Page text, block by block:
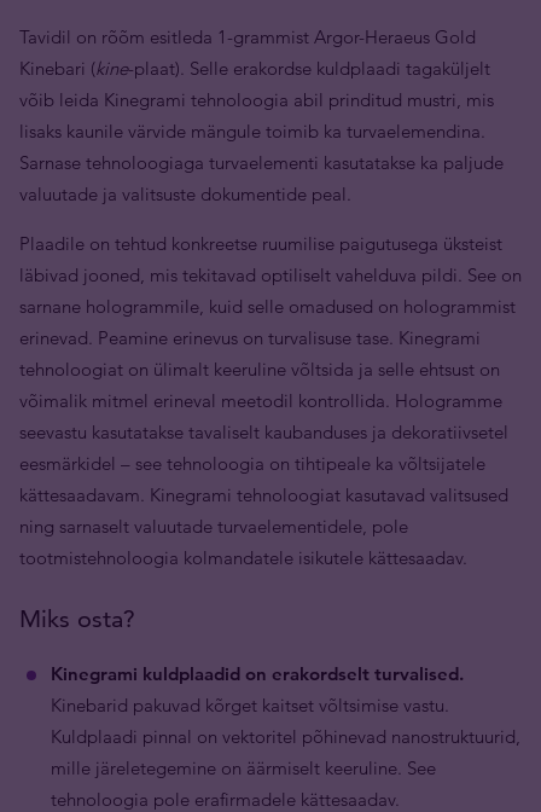
Tavidil on rõõm esitleda 1-grammist Argor-Heraeus Gold
Kinebari (kine-plaat). Selle erakordse kuldplaadi tagaküljelt
võib leida Kinegrami tehnoloogia abil prinditud mustri, mis
lisaks kaunile värvide mängule toimib ka turvaelemendina.
Sarnase tehnoloogiaga turvaelementi kasutatakse ka paljude
valuutade ja valitsuste dokumentide peal.
Plaadile on tehtud konkreetse ruumilise paigutusega üksteist
läbivad jooned, mis tekitavad optiliselt vahelduva pildi. See on
sarnane hologrammile, kuid selle omadused on hologrammist
erinevad. Peamine erinevus on turvalisuse tase. Kinegrami
tehnoloogiat on ülimalt keeruline võltsida ja selle ehtsust on
võimalik mitmel erineval meetodil kontrollida. Hologramme
seevastu kasutatakse tavaliselt kaubanduses ja dekoratiivsetel
eesmärkidel – see tehnoloogia on tihtipeale ka võltsijatele
kättesaadavam. Kinegrami tehnoloogiat kasutavad valitsused
ning sarnaselt valuutade turvaelementidele, pole
tootmistehnoloogia kolmandatele isikutele kättesaadav.
Miks osta?
Kinegrami kuldplaadid on erakordselt turvalised.
Kinebarid pakuvad kõrget kaitset võltsimise vastu.
Kuldplaadi pinnal on vektoritel põhinevad nanostruktuurid,
mille järeletegemine on äärmiselt keeruline. See
tehnoloogia pole erafirmadele kättesaadav.